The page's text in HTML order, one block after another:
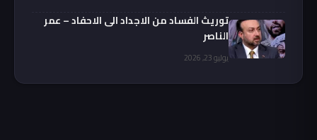
توريث الفساد من الاجداد الى الاحفاد – عمر
الناصر
يوليو 23, 2026